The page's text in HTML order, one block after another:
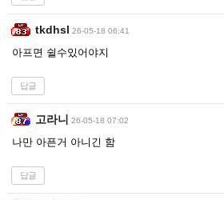
tkdhsl 26-05-18 06:41
아프면 쉴수있어야지
답글
고라니 26-05-18 07:02
나만 아픈거 아니긴 함
답글